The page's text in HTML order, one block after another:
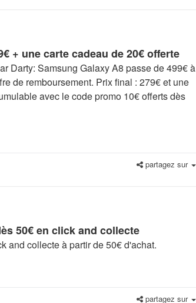
+ une carte cadeau de 20€ offerte
Darty: Samsung Galaxy A8 passe de 499€ à
de remboursement. Prix final : 279€ et une
avec le code promo 10€ offerts dès
partagez sur
50€ en click and collecte
and collecte à partir de 50€ d'achat.
partagez sur